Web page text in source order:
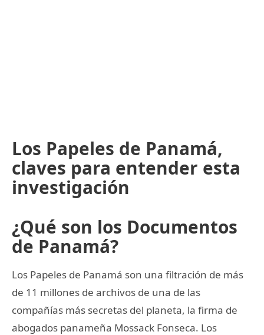
Los Papeles de Panamá,
claves para entender esta
investigación
¿Qué son los Documentos
de Panamá?
Los Papeles de Panamá son una filtración de más
de 11 millones de archivos de una de las
compañías más secretas del planeta, la firma de
abogados panameña Mossack Fonseca. Los